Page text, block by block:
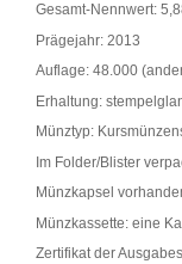
Gesamt-Nennwert:
Prägejahr: 2013
Auflage: 48.000
Erhaltung:
Münztyp:
Im Folder/Blister
Münzkapsel
Münzkassette: eine
Zertifikat der